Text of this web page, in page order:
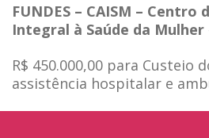
FUNDES – CAISM – Centro
Integral à Saúde da Mulher
R$ 450.000,00 para Custeio
assistência hospitalar e